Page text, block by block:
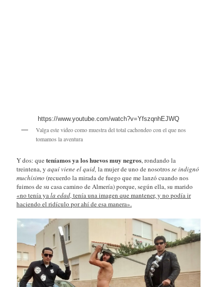
https://www.youtube.com/watch?v=YfszqnhEJWQ
Valga este video como muestra del total cachondeo con el que nos
tomamos la aventura
Y dos: queteníamos ya los huevos muy negros, rondando la
treintena, yaquí viene el quid, la mujer de uno de nosotrosse indignó
muchísimo (recuerdo la mirada de fuego que me lanzó cuando nos
fuimos de su casa camino de Almería) porque, según ella, su marido
«no tenía yala edad,tenía una imagen que mantener, y no podía ir
haciendo el ridículo por ahí de esa manera».